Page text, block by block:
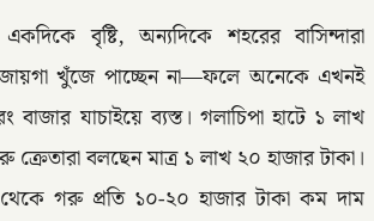
একদিকে বৃষ্টি, অন্যদিকে শহরের বাসিন্দারা
খুঁজে পাচ্ছেন না—ফলে অনেকে এখনই
যাচাইয়ে ব্যস্ত। গলাচিপা হাটে ১ লাখ
বলছেন মাত্র ১ লাখ ২০ হাজার টাকা।
গরু প্রতি ১০-২০ হাজার টাকা কম দাম